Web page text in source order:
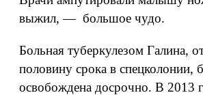
выжил, — большое чудо.
Больная туберкулезом Галина,
половину срока в спецколонии,
освобождена досрочно. В 2013